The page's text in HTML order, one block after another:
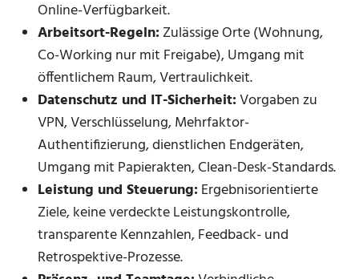
Online-Verfügbarkeit.
Arbeitsort-Regeln:Zulässige Orte (Wohnung,
Co-Working nur mit Freigabe), Umgang mit
öffentlichem Raum, Vertraulichkeit.
Datenschutz und IT-Sicherheit:Vorgaben zu
VPN, Verschlüsselung, Mehrfaktor-
Authentifizierung, dienstlichen Endgeräten,
Umgang mit Papierakten, Clean-Desk-Standards.
Leistung und Steuerung:Ergebnisorientierte
Ziele, keine verdeckte Leistungskontrolle,
transparente Kennzahlen, Feedback- und
Retrospektive-Prozesse.